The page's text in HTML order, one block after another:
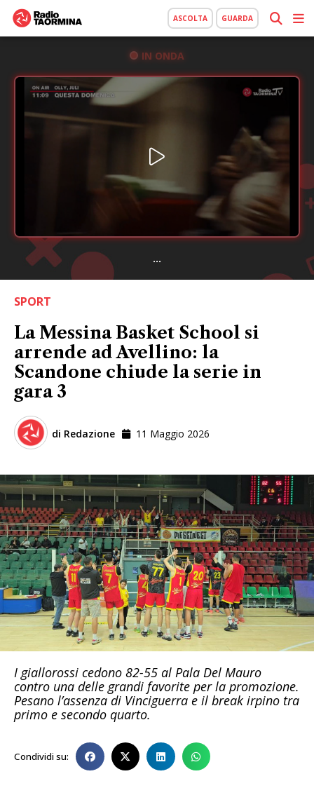
ASCOLTA GUARDA
IN ONDA
...
SPORT
La Messina Basket School si
arrende ad Avellino: la
Scandone chiude la serie in
gara 3
di Redazione 11 Maggio 2026
I giallorossi cedono 82-55 al Pala Del Mauro
contro una delle grandi favorite per la promozione.
Pesano l’assenza di Vinciguerra e il break irpino tra
primo e secondo quarto.
Condividi su: